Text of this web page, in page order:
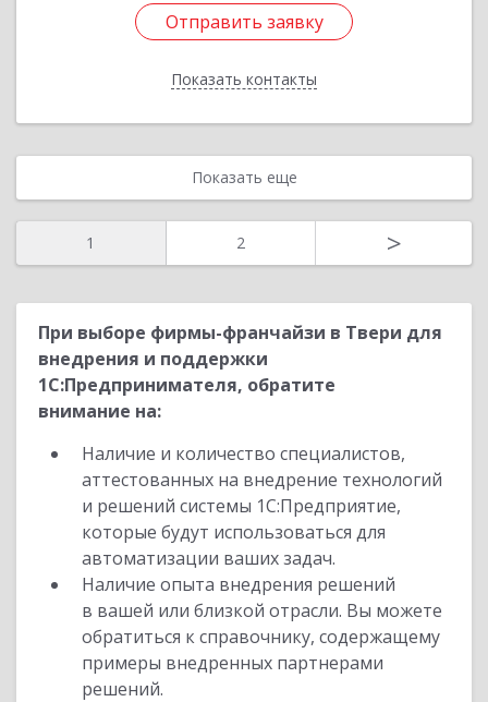
Отправить заявку
Показать контакты
Отправить заявку
Назад
Показать еще
1 2 >
При выборе фирмы-франчайзи в Твери для
внедрения и поддержки
1С:Предпринимателя, обратите
внимание на:
Наличие и количество специалистов,
аттестованных на внедрение технологий
и решений системы 1С:Предприятие,
которые будут использоваться для
автоматизации ваших задач.
Наличие опыта внедрения решений
в вашей или близкой отрасли. Вы можете
обратиться к справочнику, содержащему
примеры внедренных партнерами
решений.